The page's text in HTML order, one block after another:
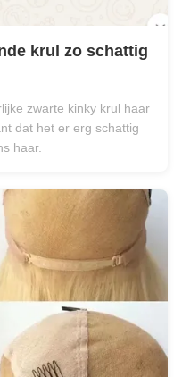
krul zo schattig
zwarte kinky krul haar
dat het er erg schattig
haar.